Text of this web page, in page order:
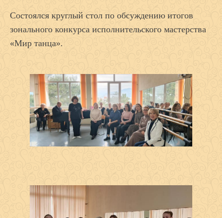
Состоялся круглый стол по обсуждению итогов
зонального конкурса исполнительского мастерства
«Мир танца».